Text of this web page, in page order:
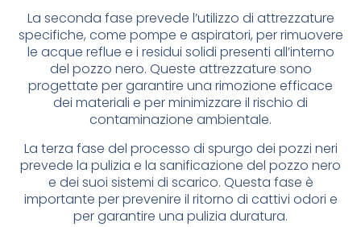
La seconda fase prevede l’utilizzo di attrezzature
specifiche, come pompe e aspiratori, per rimuovere
le acque reflue e i residui solidi presenti all’interno
del pozzo nero. Queste attrezzature sono
progettate per garantire una rimozione efficace
dei materiali e per minimizzare il rischio di
contaminazione ambientale.
La terza fase del processo di spurgo dei pozzi neri
prevede la pulizia e la sanificazione del pozzo nero
e dei suoi sistemi di scarico. Questa fase è
importante per prevenire il ritorno di cattivi odori e
per garantire una pulizia duratura.